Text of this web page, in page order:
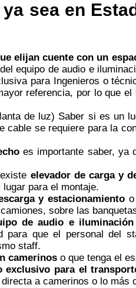
sea en
elijan cuente con un
equipo de audio e
para Ingenieros o
referencia, por lo que
de luz) Saber si es un
cable se requiere para la
es importante saber, ya
elevador de carga y
para el montaje.
y estacionamiento
sobre las
de audio e iluminación
para que el personal del
staff.
camerinos o que tenga el
exclusivo para el
a camerinos o lo más